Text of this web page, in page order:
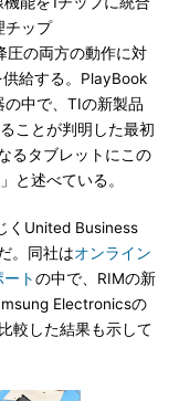
チップ
圧の両方の動作に対
給する。PlayBook
中で、TIの新製品
ことが判明した最初
るタブレットにこの
と述べている。
くUnited Business
。同社はオンライン
トの中で、RIMの新
Electronicsの
較した結果も示して